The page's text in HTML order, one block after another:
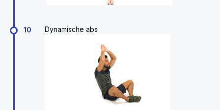
10 Dynamische abs